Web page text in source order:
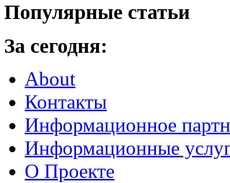
Популярные статьи
За сегодня:
About
Контакты
Информационное
Информационные
О Проекте